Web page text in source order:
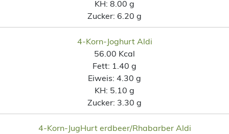
KH: 8.00 g
Zucker: 6.20 g
4-Korn-Joghurt Aldi
56.00 Kcal
Fett: 1.40 g
Eiweis: 4.30 g
KH: 5.10 g
Zucker: 3.30 g
4-Korn-JugHurt erdbeer/Rhabarber Aldi